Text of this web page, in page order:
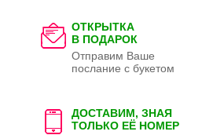
ОТКРЫТКА
В ПОДАРОК
Отправим Ваше
послание с букетом
ДОСТАВИМ, ЗНАЯ
ТОЛЬКО ЕЁ НОМЕР